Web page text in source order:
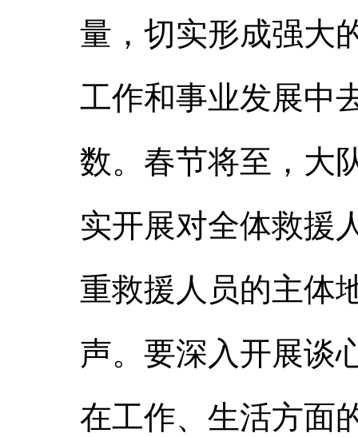
量，切实形成强大
工作和事业发展中
数。春节将至，大
实开展对全体救援
重救援人员的主体
声。要深入开展谈
在工作、生活方面